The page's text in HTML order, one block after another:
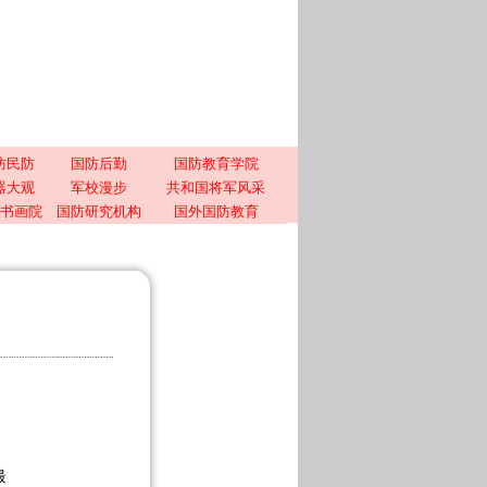
民防 国防后勤
国防教育学院
大观
军校漫步
共和国将军风采
画院
国防研究机构 国外国防教育